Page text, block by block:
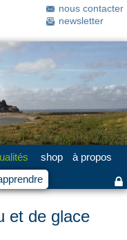
nous contacter
newsletter
shop
à propos
et de glace